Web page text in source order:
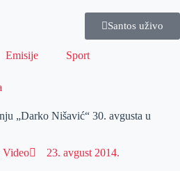
Santos uživo
Emisije Sport
„Darko Nišavić“ 30. avgusta u
Video
23. avgust 2014.